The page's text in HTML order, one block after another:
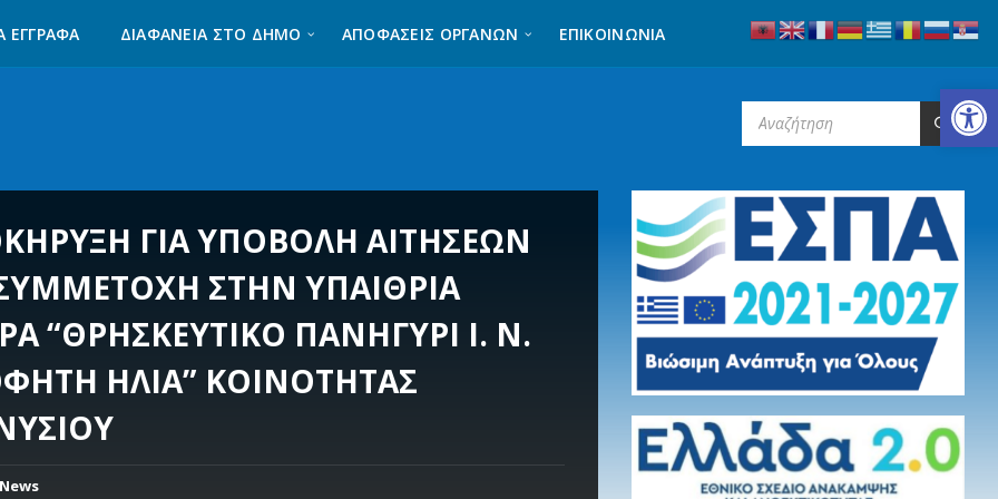
Ανοίξτε τη γραμμή εργαλείων
ΈΓΓΡΑΦΑ ΔΙΑΦΆΝΕΙΑ ΣΤΟ ΔΉΜΟ ΑΠΟΦΑΣΕΙΣ ΟΡΓΑΝΩΝ ΕΠΙΚΟΙΝΩΝΊΑ
ΓΙΑ ΥΠΟΒΟΛΗ ΑΙΤΗΣΕΩΝ
ΣΤΗΝ ΥΠΑΙΘΡΙΑ
“ΘΡΗΣΚΕΥΤΙΚΟ ΠΑΝΗΓΥΡΙ Ι. Ν.
ΗΛΙΑ” ΚΟΙΝΟΤΗΤΑΣ
News